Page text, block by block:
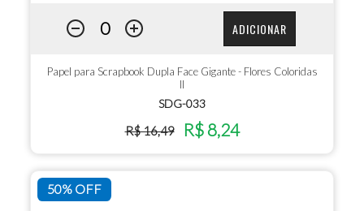
ADICIONAR
Papel para Scrapbook Dupla Face Gigante - Flores Coloridas
II
SDG-033
R$ 16,49 R$ 8,24
50% OFF